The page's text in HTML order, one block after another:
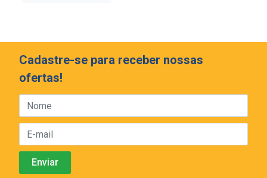
Cadastre-se para receber nossas
ofertas!